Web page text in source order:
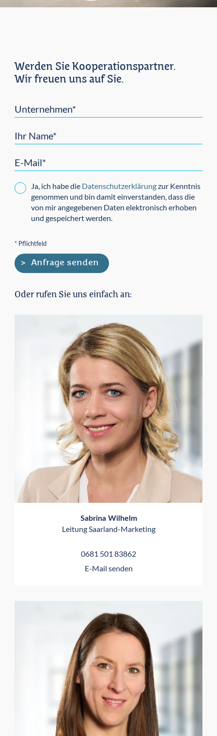
Werden Sie Kooperationspartner.
Wir freuen uns auf Sie.
Unternehmen*
Ihr Name*
E-Mail*
Ja, ich habe die Datenschutzerklärungzur Kenntnis
genommen und bin damit einverstanden, dass die
von mir angegebenen Daten elektronisch erhoben
und gespeichert werden.
* Pflichtfeld
Oder rufen Sie uns einfach an:
Sabrina Wilhelm
Leitung Saarland-Marketing
0681 501 83862
E-Mail senden